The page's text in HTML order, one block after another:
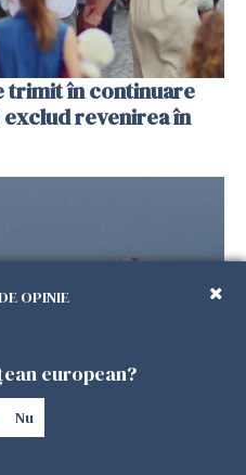
trimit în continuare
exclud revenirea în
RO-ALERT în Tulcea.
OPINIE
european?
Nu